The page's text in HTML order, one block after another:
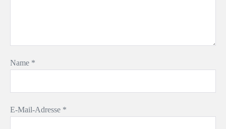
Name *
E-Mail-Adresse *